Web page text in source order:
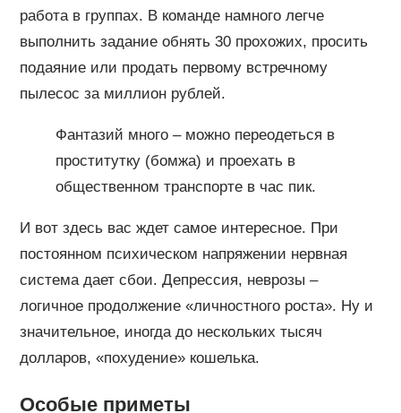
работа в группах. В команде намного легче
выполнить задание обнять 30 прохожих, просить
подаяние или продать первому встречному
пылесос за миллион рублей.
Фантазий много – можно переодеться в
проститутку (бомжа) и проехать в
общественном транспорте в час пик.
И вот здесь вас ждет самое интересное. При
постоянном психическом напряжении нервная
система дает сбои. Депрессия, неврозы –
логичное продолжение «личностного роста». Ну и
значительное, иногда до нескольких тысяч
долларов, «похудение» кошелька.
Особые приметы